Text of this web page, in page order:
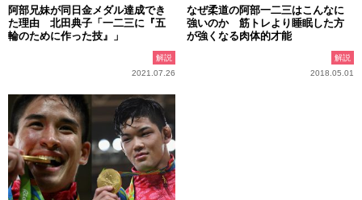
阿部兄妹が同日金メダル達成でき
た理由 北田典子「一二三に『五
輪のために作った技』」
解説
2021.07.26
なぜ柔道の阿部一二三はこんなに
強いのか 筋トレより睡眠した方
が強くなる肉体的才能
解説
2018.05.01